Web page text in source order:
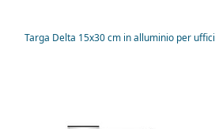
Targa Delta 15x30 cm in alluminio per uffici